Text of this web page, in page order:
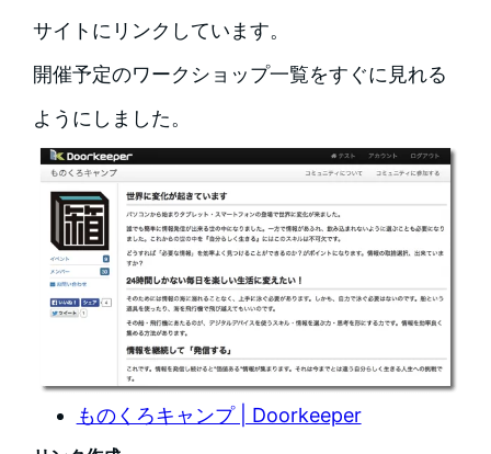
サイトにリンクしています。
開催予定のワークショップ一覧をすぐに見れる
ようにしました。
ものくろキャンプ | Doorkeeper